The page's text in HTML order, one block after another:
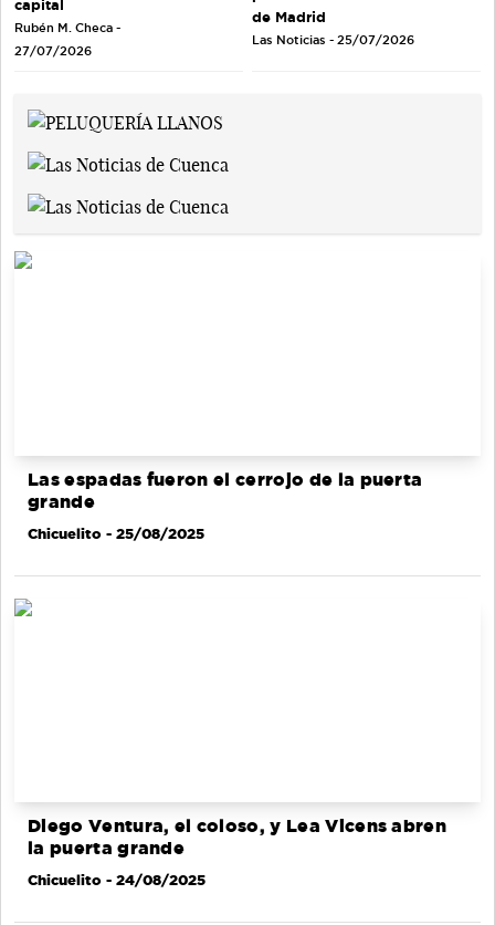
capital
Rubén M. Checa -
27/07/2026
de Madrid
Las Noticias - 25/07/2026
Las espadas fueron el cerrojo de la puerta
grande
Chicuelito - 25/08/2025
Diego Ventura, el coloso, y Lea Vicens abren
la puerta grande
Chicuelito - 24/08/2025